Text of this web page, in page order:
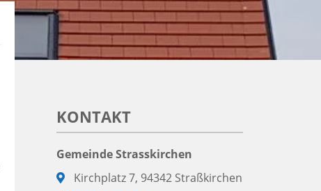
KONTAKT
Gemeinde Strasskirchen
Adresse:
Kirchplatz 7, 94342 Straßkirchen